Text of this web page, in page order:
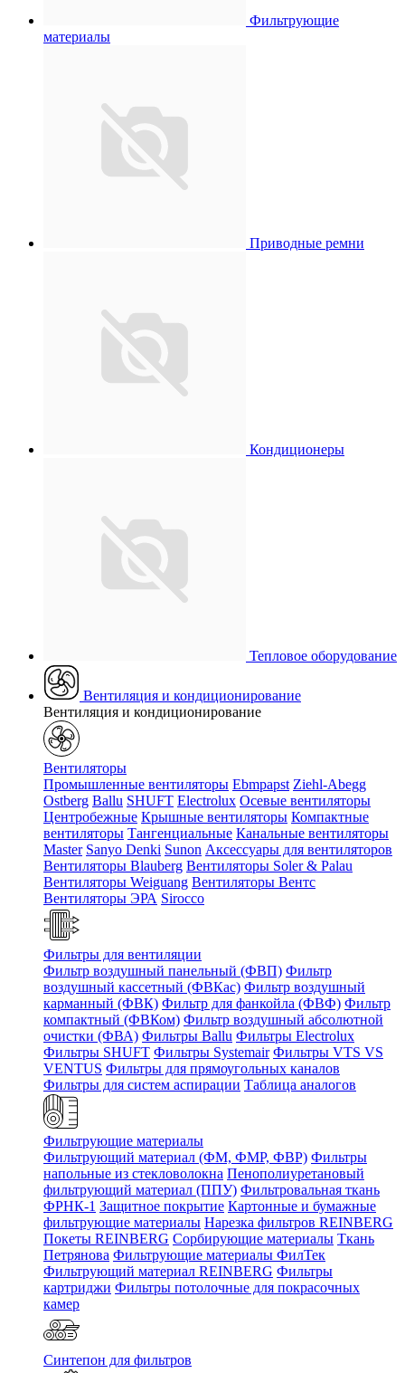
Фильтрующие
материалы
Приводные ремни
Кондиционеры
Тепловое оборудование
Вентиляция и кондиционирование
Вентиляция и кондиционирование
Вентиляторы
Промышленные вентиляторы Ebmpapst Ziehl-Abegg
Ostberg Ballu SHUFT Electrolux Осевые вентиляторы
Центробежные Крышные вентиляторы Компактные
вентиляторы Тангенциальные Канальные вентиляторы
Master Sanyo Denki Sunon Аксессуары для вентиляторов
Вентиляторы Blauberg Вентиляторы Soler & Palau
Вентиляторы Weiguang Вентиляторы Вентс
Вентиляторы ЭРА Sirocco
Фильтры для вентиляции
Фильтр воздушный панельный (ФВП) Фильтр
воздушный кассетный (ФВКас) Фильтр воздушный
карманный (ФВК) Фильтр для фанкойла (ФВФ) Фильтр
компактный (ФВКом) Фильтр воздушный абсолютной
очистки (ФВА) Фильтры Ballu Фильтры Electrolux
Фильтры SHUFT Фильтры Systemair Фильтры VTS VS
VENTUS Фильтры для прямоугольных каналов
Фильтры для систем аспирации Таблица аналогов
Фильтрующие материалы
Фильтрующий материал (ФМ, ФМР, ФВР) Фильтры
напольные из стекловолокна Пенополиуретановый
фильтрующий материал (ППУ) Фильтровальная ткань
ФРНК-1 Защитное покрытие Картонные и бумажные
фильтрующие материалы Нарезка фильтров REINBERG
Покеты REINBERG Сорбирующие материалы Ткань
Петрянова Фильтрующие материалы ФилТек
Фильтрующий материал REINBERG Фильтры
картриджи Фильтры потолочные для покрасочных
камер
Синтепон для фильтров